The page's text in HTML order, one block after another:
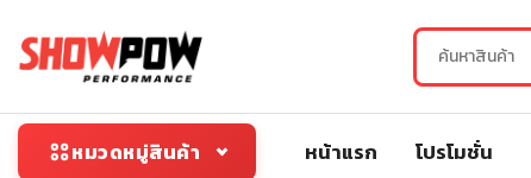
หมวดหมู่สินค้า หน้าแรก โปรโมชั่น